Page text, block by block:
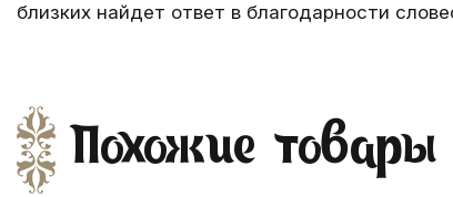
близких найдет ответ в благодарности
Похожие товары